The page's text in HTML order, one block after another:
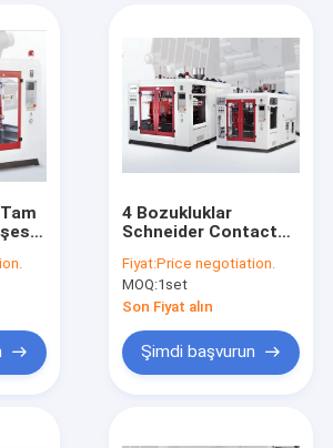
4 Bozukluklar
Schneider Contactor
Molding Makinesi
Fiyat:Price negotiation.
MOQ:1set
Son Fiyat alın
Şimdi başvurun